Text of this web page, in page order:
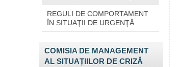
REGULI DE COMPORTAMENT
ÎN SITUAŢII DE URGENŢĂ
COMISIA DE MANAGEMENT
AL SITUAȚIILOR DE CRIZĂ